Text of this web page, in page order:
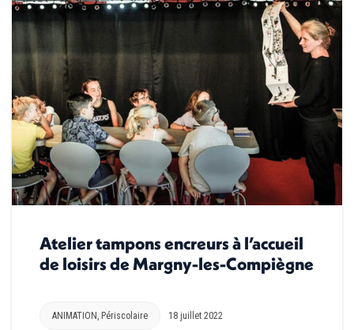
Atelier tampons encreurs à l’accueil
de loisirs de Margny-les-Compiègne
ANIMATION , Périscolaire 18 juillet 2022